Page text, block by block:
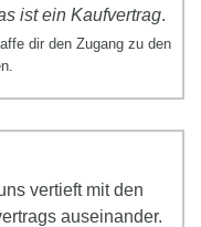
ist ein Kaufvertrag.
dir den Zugang zu den
vertieft mit den
auseinander.